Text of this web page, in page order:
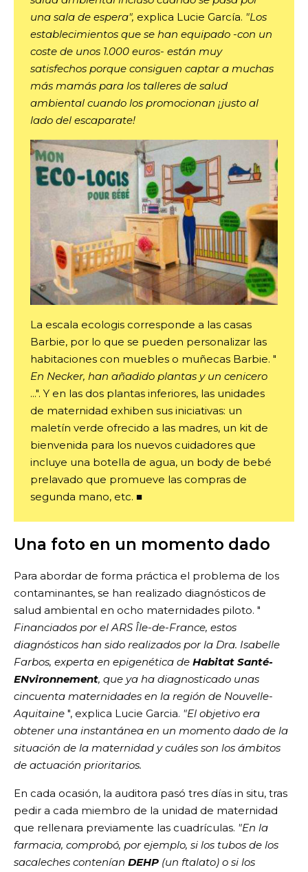
una sala de espera", explica Lucie García. "Los
establecimientos que se han equipado -con un
coste de unos 1.000 euros- están muy
satisfechos porque consiguen captar a muchas
más mamás para los talleres de salud
ambiental cuando los promocionan ¡justo al
lado del escaparate!
La escala ecologis corresponde a las casas
Barbie, por lo que se pueden personalizar las
habitaciones con muebles o muñecas Barbie. "
En Necker, han añadido plantas y un cenicero
...". Y en las dos plantas inferiores, las unidades
de maternidad exhiben sus iniciativas: un
maletín verde ofrecido a las madres, un kit de
bienvenida para los nuevos cuidadores que
incluye una botella de agua, un body de bebé
prelavado que promueve las compras de
segunda mano, etc. ■
Una foto en un momento dado
Para abordar de forma práctica el problema de los
contaminantes, se han realizado diagnósticos de
salud ambiental en ocho maternidades piloto. "
Financiados por el ARS Île-de-France, estos
diagnósticos han sido realizados por la Dra. Isabelle
Farbos, experta en epigenética de Habitat Santé-
ENvironnement, que ya ha diagnosticado unas
cincuenta maternidades en la región de Nouvelle-
Aquitaine ", explica Lucie Garcia. "El objetivo era
obtener una instantánea en un momento dado de la
situación de la maternidad y cuáles son los ámbitos
de actuación prioritarios.
En cada ocasión, la auditora pasó tres días in situ, tras
pedir a cada miembro de la unidad de maternidad
que rellenara previamente las cuadrículas. "En la
farmacia, comprobó, por ejemplo, si los tubos de los
sacaleches contenían DEHP (un ftalato) o si los